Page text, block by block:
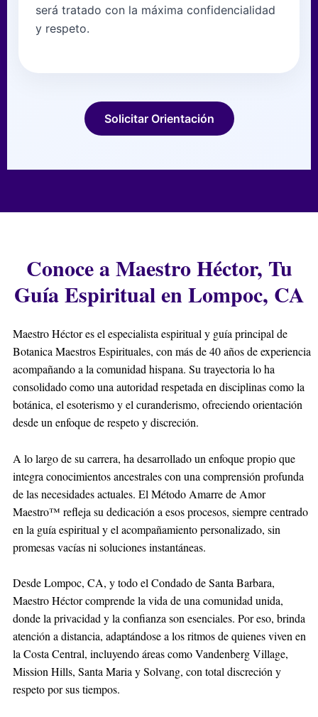
será tratado con la máxima confidencialidad
y respeto.
Solicitar Orientación
Conoce a Maestro Héctor, Tu
Guía Espiritual en Lompoc, CA
Maestro Héctor es el especialista espiritual y guía principal de
Botanica Maestros Espirituales, con más de 40 años de experiencia
acompañando a la comunidad hispana. Su trayectoria lo ha
consolidado como una autoridad respetada en disciplinas como la
botánica, el esoterismo y el curanderismo, ofreciendo orientación
desde un enfoque de respeto y discreción.
A lo largo de su carrera, ha desarrollado un enfoque propio que
integra conocimientos ancestrales con una comprensión profunda
de las necesidades actuales. El Método Amarre de Amor
Maestro™ refleja su dedicación a esos procesos, siempre centrado
en la guía espiritual y el acompañamiento personalizado, sin
promesas vacías ni soluciones instantáneas.
Desde Lompoc, CA, y todo el Condado de Santa Barbara,
Maestro Héctor comprende la vida de una comunidad unida,
donde la privacidad y la confianza son esenciales. Por eso, brinda
atención a distancia, adaptándose a los ritmos de quienes viven en
la Costa Central, incluyendo áreas como Vandenberg Village,
Mission Hills, Santa Maria y Solvang, con total discreción y
respeto por sus tiempos.